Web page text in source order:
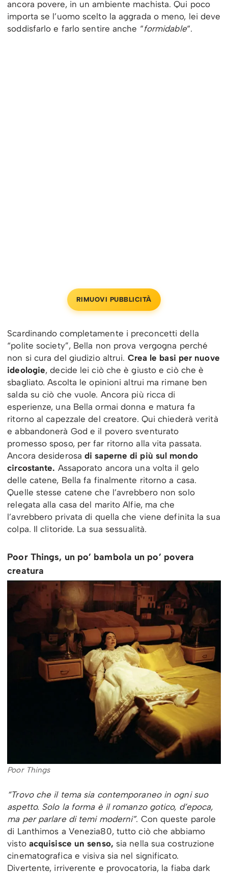
ancora povere, in un ambiente machista. Qui poco
importa se l’uomo scelto la aggrada o meno, lei deve
soddisfarlo e farlo sentire anche “formidable“.
RIMUOVI PUBBLICITÀ
Scardinando completamente i preconcetti della
“polite society”, Bella non prova vergogna perché
non si cura del giudizio altrui. Crea le basi per nuove
ideologie, decide lei ciò che è giusto e ciò che è
sbagliato. Ascolta le opinioni altrui ma rimane ben
salda su ciò che vuole. Ancora più ricca di
esperienze, una Bella ormai donna e matura fa
ritorno al capezzale del creatore. Qui chiederà verità
e abbandonerà God e il povero sventurato
promesso sposo, per far ritorno alla vita passata.
Ancora desiderosa di saperne di più sul mondo
circostante. Assaporato ancora una volta il gelo
delle catene, Bella fa finalmente ritorno a casa.
Quelle stesse catene che l’avrebbero non solo
relegata alla casa del marito Alfie, ma che
l’avrebbero privata di quella che viene definita la sua
colpa. Il clitoride. La sua sessualità.
Poor Things, un po’ bambola un po’ povera
creatura
Poor Things
“Trovo che il tema sia contemporaneo in ogni suo
aspetto. Solo la forma è il romanzo gotico, d’epoca,
ma per parlare di temi moderni”. Con queste parole
di Lanthimos a Venezia80, tutto ciò che abbiamo
visto acquisisce un senso, sia nella sua costruzione
cinematografica e visiva sia nel significato.
Divertente, irriverente e provocatoria, la fiaba dark